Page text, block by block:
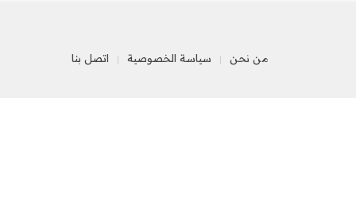
من نحن سياسة الخصوصية اتصل بنا